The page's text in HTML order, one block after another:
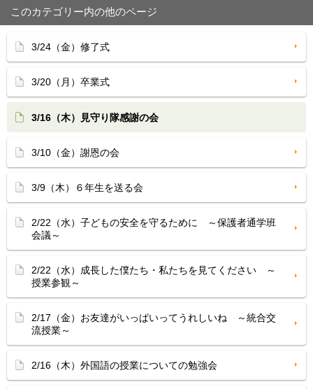
このカテゴリー内の他のページ
3/24（金）修了式
3/20（月）卒業式
3/16（木）見守り隊感謝の会
3/10（金）謝恩の会
3/9（木）６年生を送る会
2/22（水）子どもの安全を守るために ～保護者通学班
会議～
2/22（水）成長した僕たち・私たちを見てください ～
授業参観～
2/17（金）お友達がいっぱいってうれしいね ～統合交
流授業～
2/16（木）外国語の授業についての勉強会